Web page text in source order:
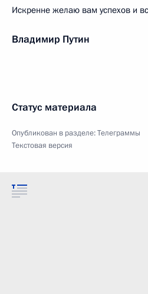
Искренне желаю вам успехов и
Владимир Путин
Статус материала
Опубликован в разделе:Телеграммы
Текстовая версия